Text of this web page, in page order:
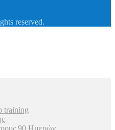
reserved.
training